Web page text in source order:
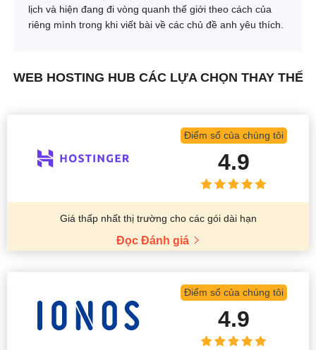
lịch và hiện đang đi vòng quanh thế giới theo cách của
riêng mình trong khi viết bài về các chủ đề anh yêu thích.
WEB HOSTING HUB CÁC LỰA CHỌN THAY THẾ
Điểm số của chúng tôi
4.9
Giá thấp nhất thị trường cho các gói dài hạn
Đọc Đánh giá
Điểm số của chúng tôi
4.9